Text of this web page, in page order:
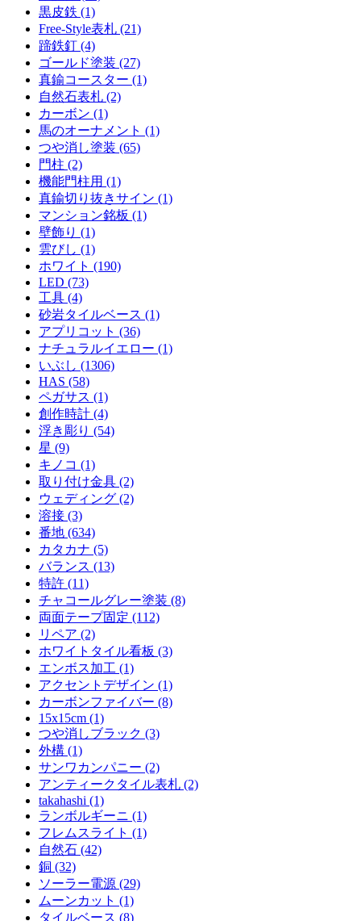
黒皮鉄 (1)
Free-Style表札 (21)
蹄鉄釘 (4)
ゴールド塗装 (27)
真鍮コースター (1)
自然石表札 (2)
カーボン (1)
馬のオーナメント (1)
つや消し塗装 (65)
門柱 (2)
機能門柱用 (1)
真鍮切り抜きサイン (1)
マンション銘板 (1)
壁飾り (1)
雲びし (1)
ホワイト (190)
LED (73)
工具 (4)
砂岩タイルベース (1)
アプリコット (36)
ナチュラルイエロー (1)
いぶし (1306)
HAS (58)
ペガサス (1)
創作時計 (4)
浮き彫り (54)
星 (9)
キノコ (1)
取り付け金具 (2)
ウェディング (2)
溶接 (3)
番地 (634)
カタカナ (5)
バランス (13)
特許 (11)
チャコールグレー塗装 (8)
両面テープ固定 (112)
リペア (2)
ホワイトタイル看板 (3)
エンボス加工 (1)
アクセントデザイン (1)
カーボンファイバー (8)
15x15cm (1)
つや消しブラック (3)
外構 (1)
サンワカンパニー (2)
アンティークタイル表札 (2)
takahashi (1)
ランボルギーニ (1)
フレムスライト (1)
自然石 (42)
銅 (32)
ソーラー電源 (29)
ムーンカット (1)
タイルベース (8)